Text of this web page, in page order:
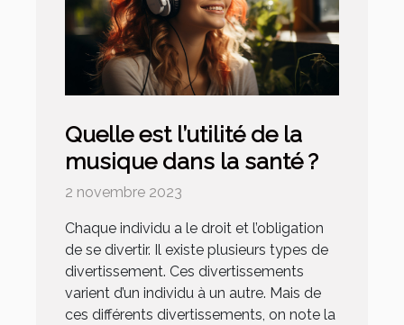
Quelle est l’utilité de la
musique dans la santé ?
2 novembre 2023
Chaque individu a le droit et l’obligation
de se divertir. Il existe plusieurs types de
divertissement. Ces divertissements
varient d’un individu à un autre. Mais de
ces différents divertissements, on note la